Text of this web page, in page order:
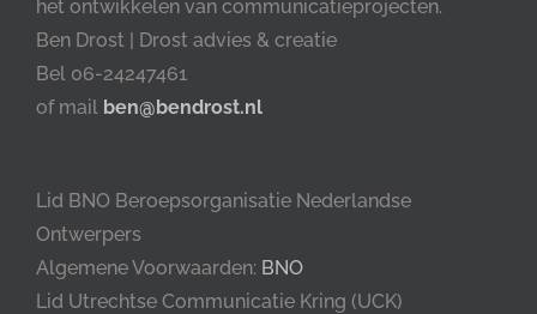
het ontwikkelen van communicatieprojecten.
Ben Drost | Drost advies & creatie
Bel 06-24247461
of mail ben@bendrost.nl
Lid BNO Beroepsorganisatie Nederlandse
Ontwerpers
Algemene Voorwaarden: BNO
Lid Utrechtse Communicatie Kring (UCK)